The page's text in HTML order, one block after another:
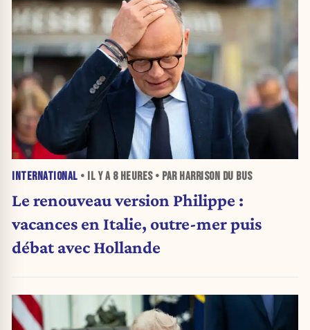
INTERNATIONAL • IL Y A 8 HEURES• PAR HARRISON DU BUS
Le renouveau version Philippe :
vacances en Italie, outre-mer puis
débat avec Hollande